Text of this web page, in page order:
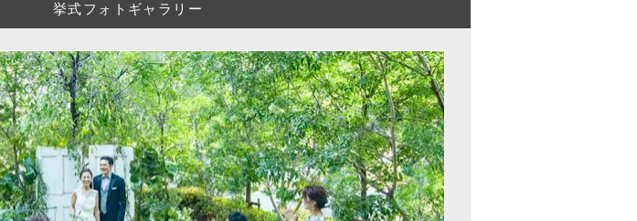
挙式フォトギャラリー